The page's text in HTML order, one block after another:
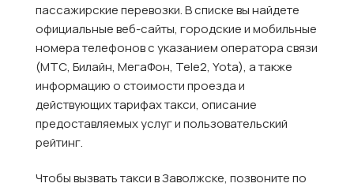
пассажирские перевозки. В списке вы найдете
официальные веб-сайты, городские и мобильные
номера телефонов с указанием оператора связи
(МТС, Билайн, МегаФон, Tele2, Yota), а также
информацию о стоимости проезда и
действующих тарифах такси, описание
предоставляемых услуг и пользовательский
рейтинг.
Чтобы вызвать такси в Заволжске, позвоните по